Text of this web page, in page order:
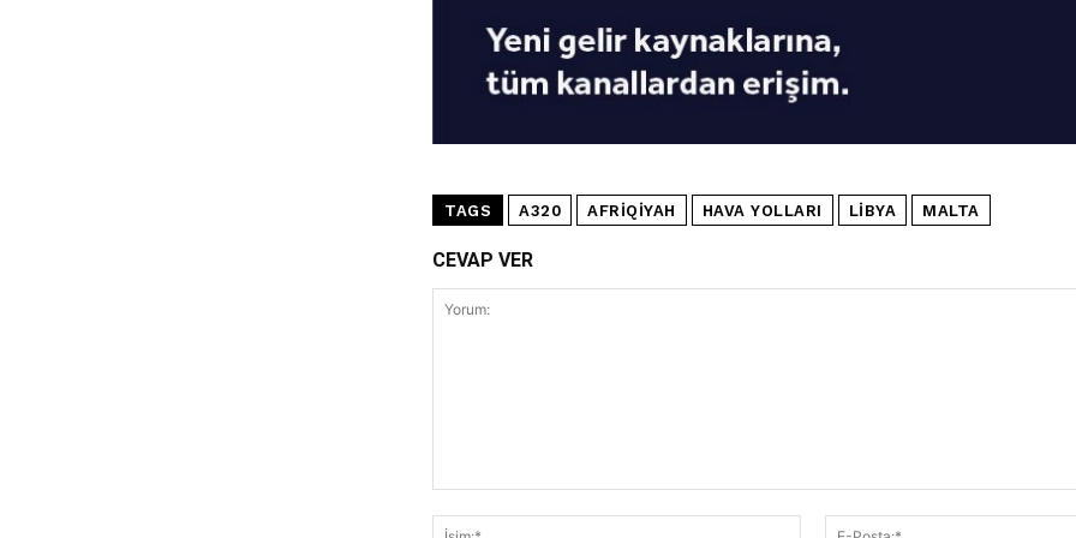
k
TAGS A320 AFRIQIYAH HAVA YOLLARI LIBYA MALTA
CEVAP VER
İsim:*